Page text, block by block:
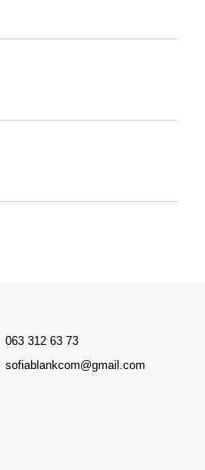
063 312 63 73
sofiablankcom@gmail.com